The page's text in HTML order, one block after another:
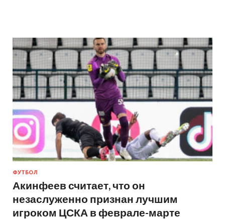
ФУТБОЛ
Акинфеев считает, что он
незаслуженно признан лучшим
игроком ЦСКА в феврале-марте